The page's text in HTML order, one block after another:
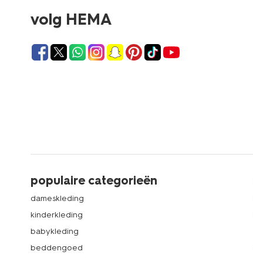
volg HEMA
populaire categorieën
dameskleding
kinderkleding
babykleding
beddengoed